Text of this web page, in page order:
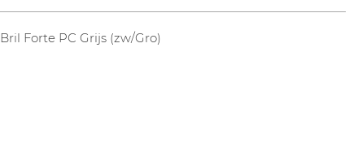
Bril Forte PC Grijs (zw/Gro)